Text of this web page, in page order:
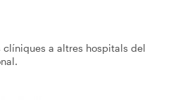
a altres hospitals del